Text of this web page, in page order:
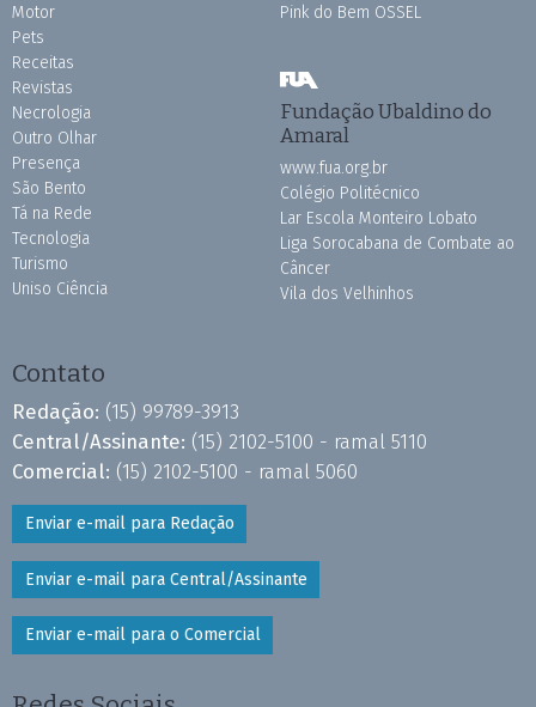
Motor
Pets
Receitas
Revistas
Necrologia
Outro Olhar
Presença
São Bento
Tá na Rede
Tecnologia
Turismo
Uniso Ciência
Pink do Bem OSSEL
Fundação Ubaldino do
Amaral
www.fua.org.br
Colégio Politécnico
Lar Escola Monteiro Lobato
Liga Sorocabana de Combate ao
Câncer
Vila dos Velhinhos
Contato
Redação: (15) 99789-3913
Central/Assinante: (15) 2102-5100 - ramal 5110
Comercial: (15) 2102-5100 - ramal 5060
Enviar e-mail para Redação
Enviar e-mail para Central/Assinante
Enviar e-mail para o Comercial